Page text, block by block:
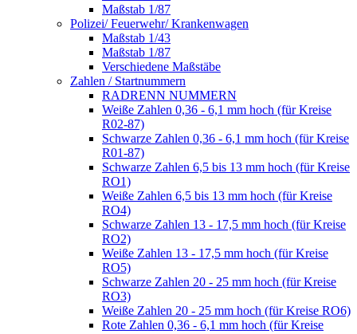
Maßstab 1/87
Polizei/ Feuerwehr/ Krankenwagen
Maßstab 1/43
Maßstab 1/87
Verschiedene Maßstäbe
Zahlen / Startnummern
RADRENN NUMMERN
Weiße Zahlen 0,36 - 6,1 mm hoch (für Kreise
R02-87)
Schwarze Zahlen 0,36 - 6,1 mm hoch (für Kreise
R01-87)
Schwarze Zahlen 6,5 bis 13 mm hoch (für Kreise
RO1)
Weiße Zahlen 6,5 bis 13 mm hoch (für Kreise
RO4)
Schwarze Zahlen 13 - 17,5 mm hoch (für Kreise
RO2)
Weiße Zahlen 13 - 17,5 mm hoch (für Kreise
RO5)
Schwarze Zahlen 20 - 25 mm hoch (für Kreise
RO3)
Weiße Zahlen 20 - 25 mm hoch (für Kreise RO6)
Rote Zahlen 0,36 - 6,1 mm hoch (für Kreise